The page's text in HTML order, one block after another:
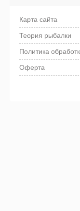
Карта сайта
Теория рыбалки
Политика
Оферта